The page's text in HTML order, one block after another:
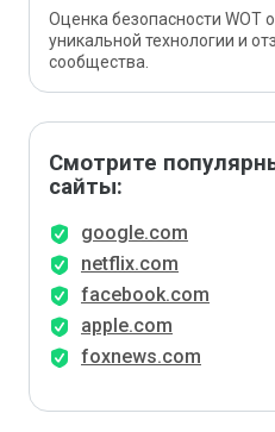
Оценка безопасности WOT
уникальной технологии и
сообщества.
Смотрите
сайты:
google.com
netflix.com
facebook.com
apple.com
foxnews.com